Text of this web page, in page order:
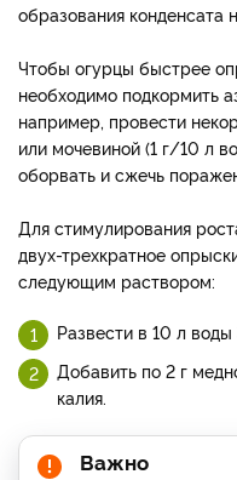
образования конденсата
Чтобы огурцы быстрее
необходимо подкормить
например, провести
или мочевиной (1 г/10 л
оборвать и сжечь
Для стимулирования
двух-трехкратное
следующим раствором:
Развести в 10 л
Добавить по 2 г
калия.
Важно